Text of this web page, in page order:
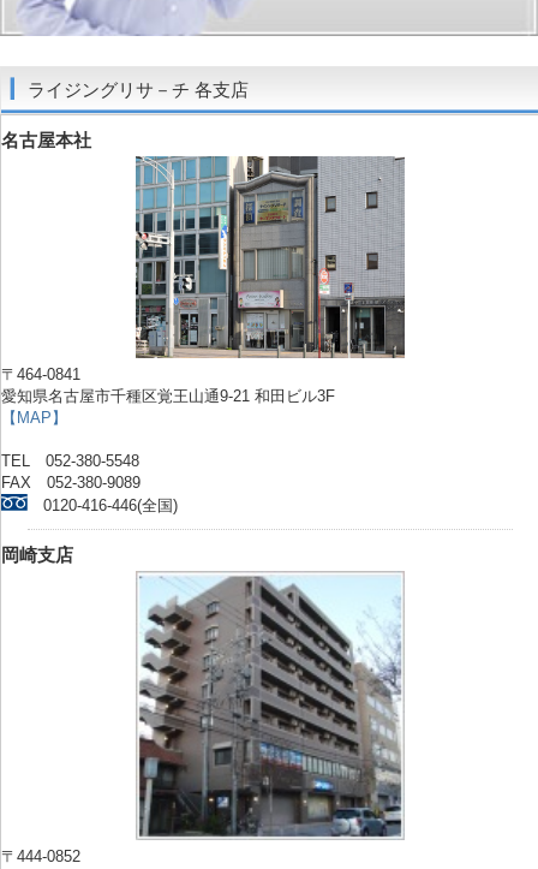
ライジングリサ－チ 各支店
名古屋本社
〒464-0841
愛知県名古屋市千種区覚王山通9-21 和田ビル3F
【MAP】
TEL 052-380-5548
FAX 052-380-9089
0120-416-446(全国)
岡崎支店
〒444-0852